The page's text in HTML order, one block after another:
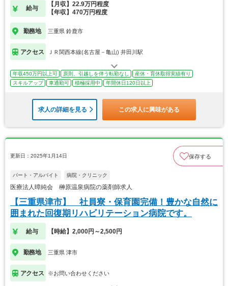
給与
【月収】22.9万円程度
【年収】470万円程度
勤務地 三重県 鈴鹿市
アクセス ＪＲ関西本線(名古屋－亀山) 井田川駅
年収450万円以上可 原則、引越しを伴う転勤なし
産休・育休取得実績有り
スキルアップ
車通勤可 積極採用中 年間休日120日以上
求人の詳細を見る この求人に興味がある
更新日：2025年1月14日 保存する
パート・アルバイト 病院・クリニック
医療法人暲純会 榊原温泉病院の薬剤師求人
【三重県津市】 社員寮・保育園完備！豊かな自然に
囲まれた回復期リハビリテーション病院です。
給与 【時給】2,000円～2,500円
勤務地 三重県 津市
アクセス ※お問い合わせください